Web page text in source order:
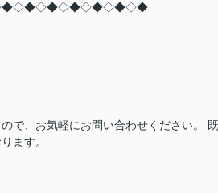
で、お気軽にお問い合わせください。
ます。